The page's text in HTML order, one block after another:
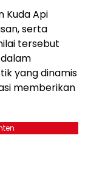
Kuda Api
serta
tersebut
yang dinamis
memberikan